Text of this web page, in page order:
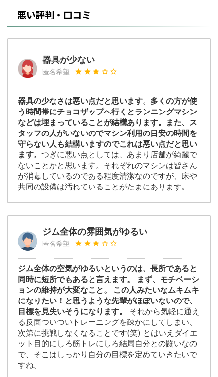
悪い評判・口コミ
器具が少ない
匿名希望
器具の少なさは悪い点だと思います。多くの方が使
う時間帯にチョコザップへ行くとランニングマシン
などは埋まっていることが結構あります。また、ス
タッフの人がいないのでマシン利用の目安の時間を
守らない人も結構いますのでこれは悪い点だと思い
ます。 つぎに悪い点としては、あまり店舗が綺麗で
ないことかと思います。それぞれのマシンは皆さん
が消毒しているのである程度清潔なのですが、床や
共同の設備は汚れていることがたまにあります。
ジム全体の雰囲気がゆるい
匿名希望
ジム全体の空気がゆるいというのは、長所であると
同時に短所でもあると言えます。 まず、モチベーシ
ョンの維持が大変なこと。 この人みたいなムキムキ
になりたい！と思うような先輩がほぼいないので、
目標を見失いそうになります。
それから気軽に通え
る反面ついついトレーニングを疎かにしてしまい、
次第に挑戦しなくなることです(笑) とはいえダイエ
ット目的にしろ筋トレにしろ結局自分との闘いなの
で、そこはしっかり自分の目標を定めていきたいで
すね。